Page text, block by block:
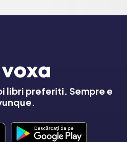
libri preferiti. Sempre e